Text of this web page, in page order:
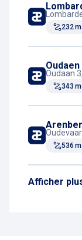
232 m
Oudaen
Oudaan
343 m
536 m
Afficher
Horta